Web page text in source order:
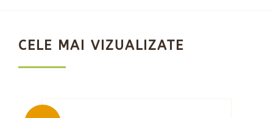
CELE MAI VIZUALIZATE